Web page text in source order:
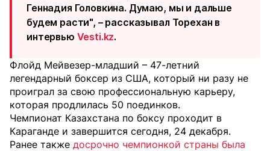
Геннадия Головкина. Думаю, мы и дальше
будем расти", – рассказывал Торехан в
интервью Vesti.kz.
Флойд Мейвезер-младший – 47-летний
легендарный боксер из США, который ни разу не
проиграл за свою профессиональную карьеру,
которая продлилась 50 поединков.
Чемпионат Казахстана по боксу проходит в
Караганде и завершится сегодня, 24 декабря.
Ранее также досрочно чемпионкой страны была